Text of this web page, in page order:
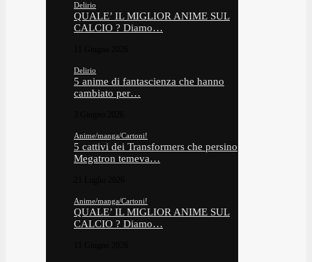
Delirio
QUALE’ IL MIGLIOR ANIME SUL
CALCIO ? Diamo…
Delirio
5 anime di fantascienza che hanno
cambiato per…
Anime/manga/Cartoni!
5 cattivi dei Transformers che persino
Megatron temeva…
Anime/manga/Cartoni!
QUALE’ IL MIGLIOR ANIME SUL
CALCIO ? Diamo…